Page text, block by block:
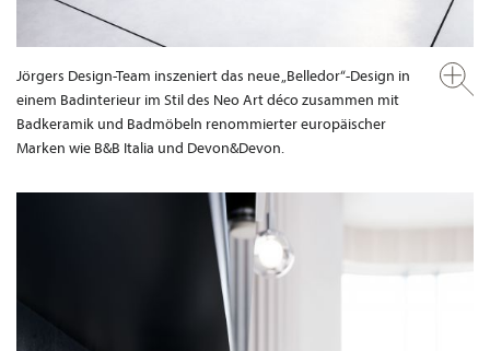
Jörgers Design-Team inszeniert das neue „Belledor“-Design in
einem Badinterieur im Stil des Neo Art déco zusammen mit
Badkeramik und Badmöbeln renommierter europäischer
Marken wie B&B Italia und Devon&Devon.